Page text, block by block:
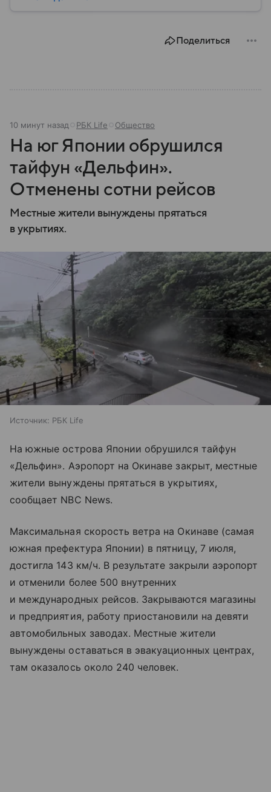
Поделиться
10 минут назад РБК Life Общество
На юг Японии обрушился
тайфун «Дельфин».
Отменены сотни рейсов
Местные жители вынуждены прятаться
в укрытиях.
Источник: РБК Life
На южные острова Японии обрушился тайфун
«Дельфин». Аэропорт на Окинаве закрыт, местные
жители вынуждены прятаться в укрытиях,
сообщает NBC News.
Максимальная скорость ветра на Окинаве (самая
южная префектура Японии) в пятницу, 7 июля,
достигла 143 км/ч. В результате закрыли аэропорт
и отменили более 500 внутренних
и международных рейсов. Закрываются магазины
и предприятия, работу приостановили на девяти
автомобильных заводах. Местные жители
вынуждены оставаться в эвакуационных центрах,
там оказалось около 240 человек.